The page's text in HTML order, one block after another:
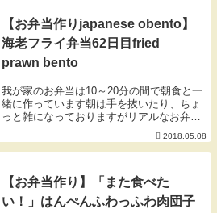
【お弁当作りjapanese obento】
海老フライ弁当62日目fried
prawn bento
我が家のお弁当は10～20分の間で朝食と一
緒に作っています朝は手を抜いたり、ちょ
っと雑になっておりますがリアルなお弁当
作りをアップする為、手順はあまり編集し
ていませんお洒落なお弁当動画ではありま
せんが、楽しんで頂けると頂けると嬉しい
2018.05.08
【お弁当作り】「また食べた
い！」はんぺんふわっふわ肉団子